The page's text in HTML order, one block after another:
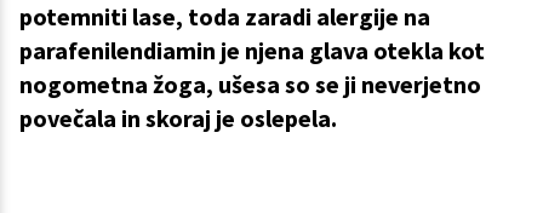
potemniti lase, toda zaradi alergije na
parafenilendiamin je njena glava otekla kot
nogometna žoga, ušesa so se ji neverjetno
povečala in skoraj je oslepela.